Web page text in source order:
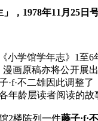
」，1978年11月25日
小学馆学年志》1至
漫画原稿亦将公开展
·f·不二雄因此调整了
年龄层读者阅读的故
2楼陈列一件藤子·f·